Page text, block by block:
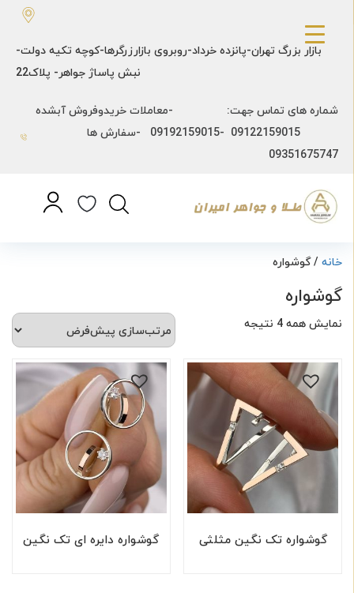
بازار بزرگ تهران-پانزده خرداد-روبروی بازارزرگرها-کوچه تکیه دولت-
نبش پاساژ جواهر- پلاک22
شماره های تماس جهت: -معاملات خریدوفروش آبشده
09122159015 -09192159015 -سفارش ها
09351675747
خانه / گوشواره
گوشواره
نمایش همه 4 نتیجه
گوشواره تک نگین مثلثی گوشواره دایره ای تک نگین